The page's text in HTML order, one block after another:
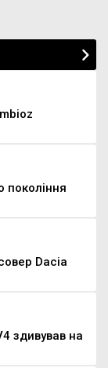
покоління
Dacia
здивував на